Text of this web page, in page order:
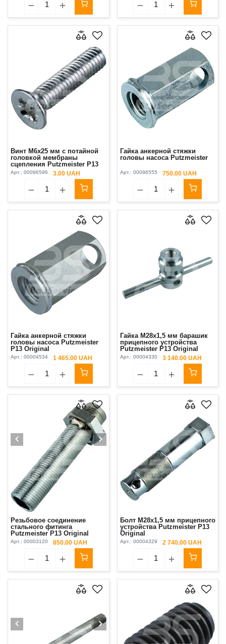
Винт М6х25 мм с потайной
головкой мембраны
сцепления Putzmeister P13
Арт.: 00096596 3.00 UAH
Гайка анкерной стяжки
головы насоса Putzmeister
Арт.: 00096555 750.00 UAH
Гайка анкерной стяжки
головы насоса Putzmeister
P13 Original
Арт.: 00004534 1 465.00 UAH
Гайка М28х1,5 мм барашик
прицепного устройства
Putzmeister P13 Original
Арт.: 00004330 3 140.00 UAH
Резьбовое соединение
стального фитинга
Putzmeister P13 Original
Арт.: 00003120 850.00 UAH
Болт М28х1,5 мм прицепного
устройства Putzmeister P13
Original
Арт.: 00004329 2 740.00 UAH